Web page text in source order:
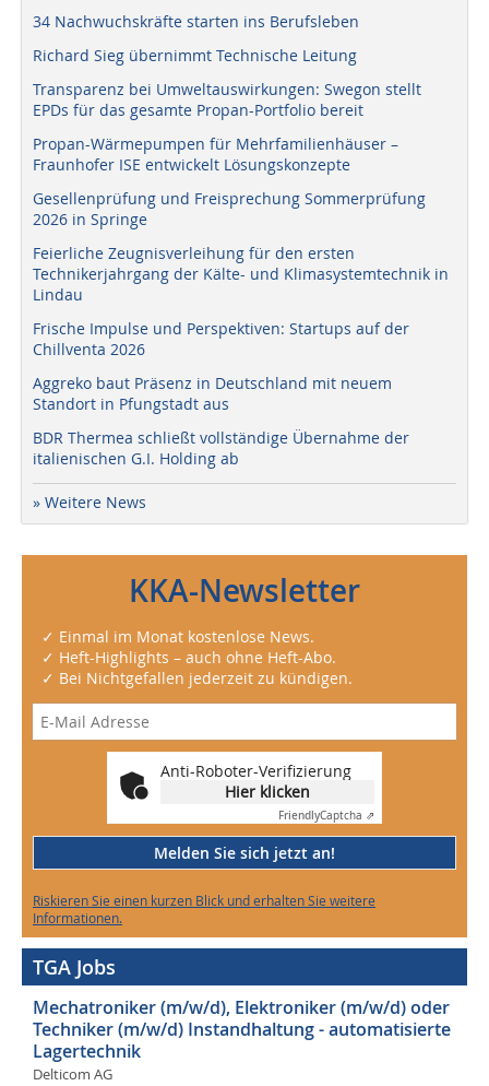
34 Nachwuchskräfte starten ins Berufsleben
Richard Sieg übernimmt Technische Leitung
Transparenz bei Umweltauswirkungen: Swegon stellt
EPDs für das gesamte Propan-Portfolio bereit
Propan-Wärmepumpen für Mehrfamilienhäuser –
Fraunhofer ISE entwickelt Lösungskonzepte
Gesellenprüfung und Freisprechung Sommerprüfung
2026 in Springe
Feierliche Zeugnisverleihung für den ersten
Technikerjahrgang der Kälte- und Klimasystemtechnik in
Lindau
Frische Impulse und Perspektiven: Startups auf der
Chillventa 2026
Aggreko baut Präsenz in Deutschland mit neuem
Standort in Pfungstadt aus
BDR Thermea schließt vollständige Übernahme der
italienischen G.I. Holding ab
» Weitere News
KKA-Newsletter
✓ Einmal im Monat kostenlose News.
✓ Heft-Highlights – auch ohne Heft-Abo.
✓ Bei Nichtgefallen jederzeit zu kündigen.
Anti-Roboter-Verifizierung
Hier klicken
FriendlyCaptcha ⇗
Melden Sie sich jetzt an!
Riskieren Sie einen kurzen Blick und erhalten Sie weitere
Informationen.
TGA Jobs
Mechatroniker (m/w/d), Elektroniker (m/w/d) oder
Techniker (m/w/d) Instandhaltung - automatisierte
Lagertechnik
Delticom AG